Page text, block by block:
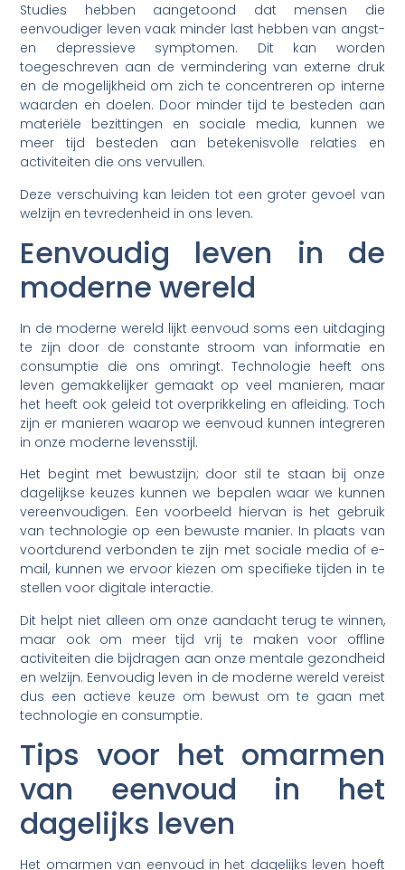
Studies hebben aangetoond dat mensen die
eenvoudiger leven vaak minder last hebben van angst-
en depressieve symptomen. Dit kan worden
toegeschreven aan de vermindering van externe druk
en de mogelijkheid om zich te concentreren op interne
waarden en doelen. Door minder tijd te besteden aan
materiële bezittingen en sociale media, kunnen we
meer tijd besteden aan betekenisvolle relaties en
activiteiten die ons vervullen.
Deze verschuiving kan leiden tot een groter gevoel van
welzijn en tevredenheid in ons leven.
Eenvoudig leven in de
moderne wereld
In de moderne wereld lijkt eenvoud soms een uitdaging
te zijn door de constante stroom van informatie en
consumptie die ons omringt. Technologie heeft ons
leven gemakkelijker gemaakt op veel manieren, maar
het heeft ook geleid tot overprikkeling en afleiding. Toch
zijn er manieren waarop we eenvoud kunnen integreren
in onze moderne levensstijl.
Het begint met bewustzijn; door stil te staan bij onze
dagelijkse keuzes kunnen we bepalen waar we kunnen
vereenvoudigen. Een voorbeeld hiervan is het gebruik
van technologie op een bewuste manier. In plaats van
voortdurend verbonden te zijn met sociale media of e-
mail, kunnen we ervoor kiezen om specifieke tijden in te
stellen voor digitale interactie.
Dit helpt niet alleen om onze aandacht terug te winnen,
maar ook om meer tijd vrij te maken voor offline
activiteiten die bijdragen aan onze mentale gezondheid
en welzijn. Eenvoudig leven in de moderne wereld vereist
dus een actieve keuze om bewust om te gaan met
technologie en consumptie.
Tips voor het omarmen
van eenvoud in het
dagelijks leven
Het omarmen van eenvoud in het dagelijks leven hoeft